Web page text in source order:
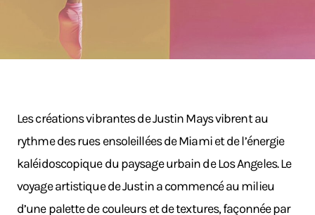
Les créations vibrantes de Justin Mays vibrent au
rythme des rues ensoleillées de Miami et de l’énergie
kaléidoscopique du paysage urbain de Los Angeles. Le
voyage artistique de Justin a commencé au milieu
d’une palette de couleurs et de textures, façonnée par